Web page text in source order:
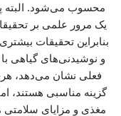
محسوب می‌شود. البته
یک مرور علمی بر
بنابراین تحقیقات
و نوشیدنی‌های گیاهی
فعلی نشان می‌دهد،
گزینه مناسبی هستند،
مغذی و مزایای سلامتی